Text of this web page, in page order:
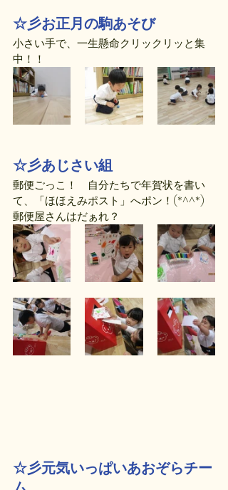
☆彡お正月の駒あそび
小さい手で、一生懸命クリックリッと集
中！！
☆彡あじさい組
郵便ごっこ！　自分たちで年賀状を書い
て、「ほほえみポスト」へポン！(*^^*)
郵便屋さんはだぁれ？
☆彡元気いっぱいあおぞらチー